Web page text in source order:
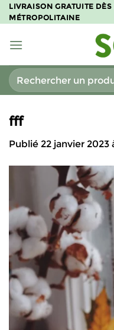
Passer
au
LIVRAISON GRATUITE
MÉTROPOLITAINE
Recherche
pour :
fff
Publié 22 janvier 2023